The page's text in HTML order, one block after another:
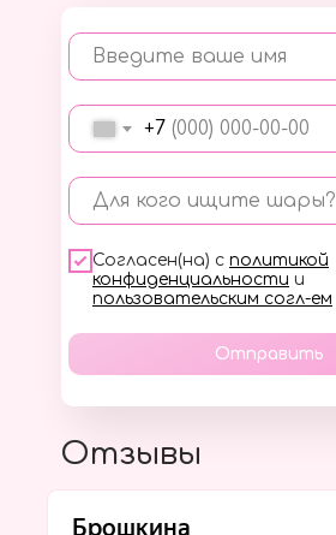
Введите ваше имя
+7
Для кого ищите шары?
Согласен(на) с политикой
конфиденциальности и
пользовательским согл-ем
Отправить
Отзывы